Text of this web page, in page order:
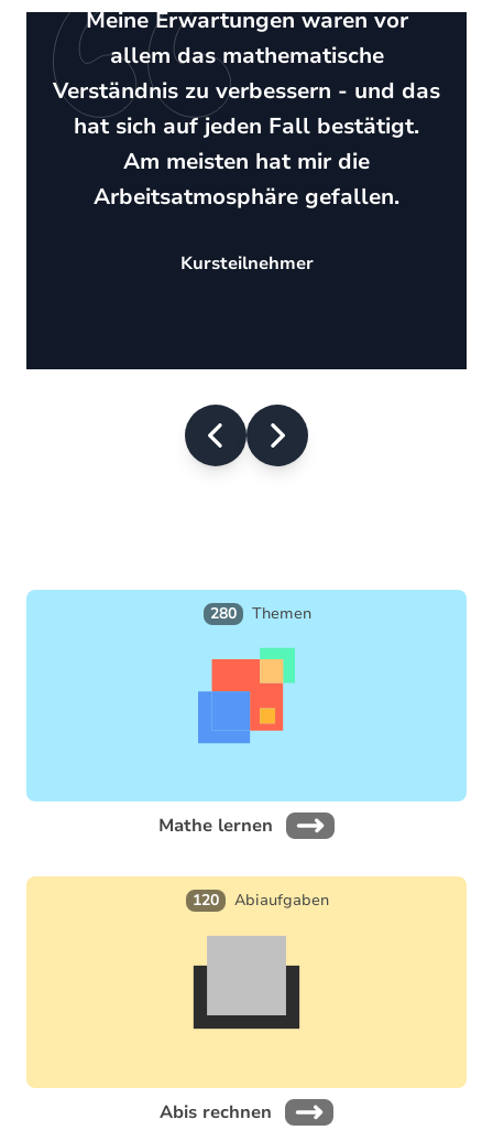
Meine Erwartungen waren vor
allem das mathematische
Verständnis zu verbessern - und das
hat sich auf jeden Fall bestätigt.
Am meisten hat mir die
Arbeitsatmosphäre gefallen.
Kursteilnehmer
280 Themen
Mathe lernen
120 Abiaufgaben
Abis rechnen